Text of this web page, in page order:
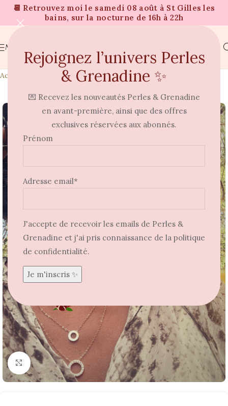
Rejoignez l’univers Perles
& Grenadine ✨
💌 Recevez les nouveautés Perles & Grenadine
en avant-première, ainsi que des offres
exclusives réservées aux abonnés.
Prénom
Adresse email*
J'accepte de recevoir les emails de Perles &
Grenadine et j'ai pris connaissance de la politique
de confidentialité.
📆 Retrouvez moi le samedi 08 août à St Gilles les
bains, sur la nocturne de 16h à 22h
MENU
Accueil Nouveautés
⭐
Agrandir